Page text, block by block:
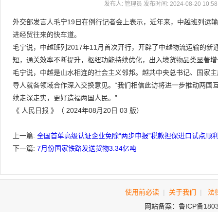
发布人: 管理员 发布时间: 2024-08-20
外交部发言人毛宁19日在例行记者会上表示，近年来，中越班列运
进经贸往来的快车道。
毛宁说，中越班列2017年11月首次开行，开辟了中越物流运输的新
短，通关效率不断提升，枢纽功能持续优化，出入境货物品类显著
毛宁说，中越是山水相连的社会主义邻邦。越共中央总书记、国家
导人就各领域合作深入交换意见。“我们相信此访将进一步推动两国
续走深走实，更好造福两国人民。”
《 人民日报 》（ 2024年08月20日 03 版）
上一篇: 全国首单高级认证企业免除“两步申报”税款担保进口试点顺
下一篇: 7月份国家铁路发送货物3.34亿吨
使用前必读 | 关于我们 |
法
网站备案：鲁ICP备